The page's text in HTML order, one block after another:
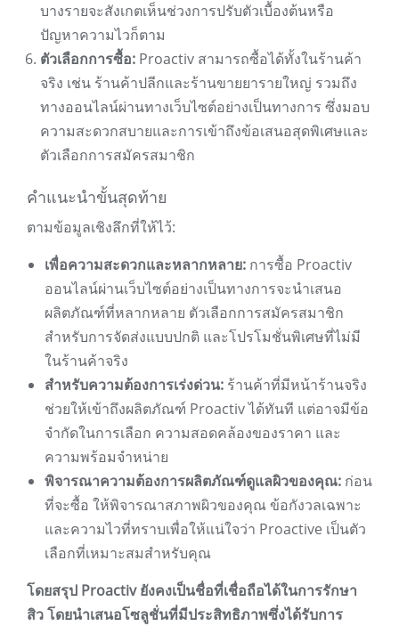
บางรายจะสังเกตเห็นช่วงการปรับตัวเบื้องต้นหรือ
ปัญหาความไวก็ตาม
ตัวเลือกการซื้อ: Proactiv สามารถซื้อได้ทั้งในร้านค้า
จริง เช่น ร้านค้าปลีกและร้านขายยารายใหญ่ รวมถึง
ทางออนไลน์ผ่านทางเว็บไซต์อย่างเป็นทางการ ซึ่งมอบ
ความสะดวกสบายและการเข้าถึงข้อเสนอสุดพิเศษและ
ตัวเลือกการสมัครสมาชิก
คำแนะนำขั้นสุดท้าย
ตามข้อมูลเชิงลึกที่ให้ไว้:
เพื่อความสะดวกและหลากหลาย: การซื้อ Proactiv
ออนไลน์ผ่านเว็บไซต์อย่างเป็นทางการจะนำเสนอ
ผลิตภัณฑ์ที่หลากหลาย ตัวเลือกการสมัครสมาชิก
สำหรับการจัดส่งแบบปกติ และโปรโมชั่นพิเศษที่ไม่มี
ในร้านค้าจริง
สำหรับความต้องการเร่งด่วน: ร้านค้าที่มีหน้าร้านจริง
ช่วยให้เข้าถึงผลิตภัณฑ์ Proactiv ได้ทันที แต่อาจมีข้อ
จำกัดในการเลือก ความสอดคล้องของราคา และ
ความพร้อมจำหน่าย
พิจารณาความต้องการผลิตภัณฑ์ดูแลผิวของคุณ: ก่อน
ที่จะซื้อ ให้พิจารณาสภาพผิวของคุณ ข้อกังวลเฉพาะ
และความไวที่ทราบเพื่อให้แน่ใจว่า Proactive เป็นตัว
เลือกที่เหมาะสมสำหรับคุณ
โดยสรุป Proactiv ยังคงเป็นชื่อที่เชื่อถือได้ในการรักษา
สิว โดยนำเสนอโซลูชั่นที่มีประสิทธิภาพซึ่งได้รับการ